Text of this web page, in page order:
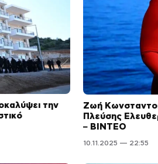
την
Ζωή
Πλεύσης
– ΒΙΝΤΕΟ
10.11.2025 — 22:55